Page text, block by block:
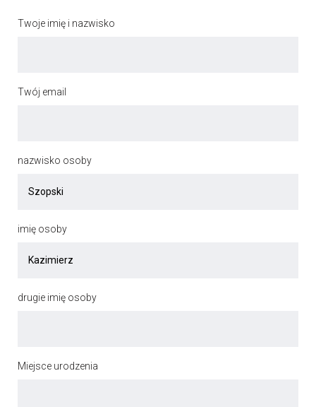
Twoje imię i nazwisko
Twój email
nazwisko osoby
imię osoby
drugie imię osoby
Miejsce urodzenia